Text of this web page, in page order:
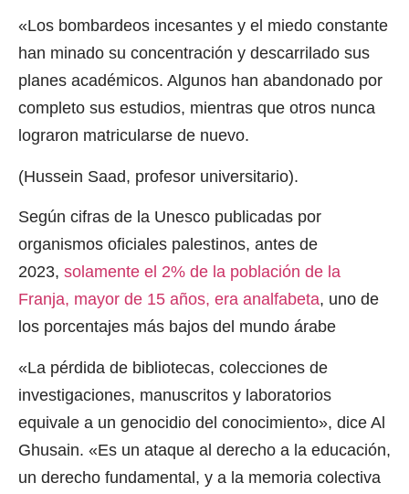
«Los bombardeos incesantes y el miedo constante
han minado su concentración y descarrilado sus
planes académicos. Algunos han abandonado por
completo sus estudios, mientras que otros nunca
lograron matricularse de nuevo.
(Hussein Saad, profesor universitario).
Según cifras de la Unesco publicadas por
organismos oficiales palestinos, antes de
2023, solamente el 2% de la población de la
Franja, mayor de 15 años, era analfabeta, uno de
los porcentajes más bajos del mundo árabe
«La pérdida de bibliotecas, colecciones de
investigaciones, manuscritos y laboratorios
equivale a un genocidio del conocimiento», dice Al
Ghusain. «Es un ataque al derecho a la educación,
un derecho fundamental, y a la memoria colectiva